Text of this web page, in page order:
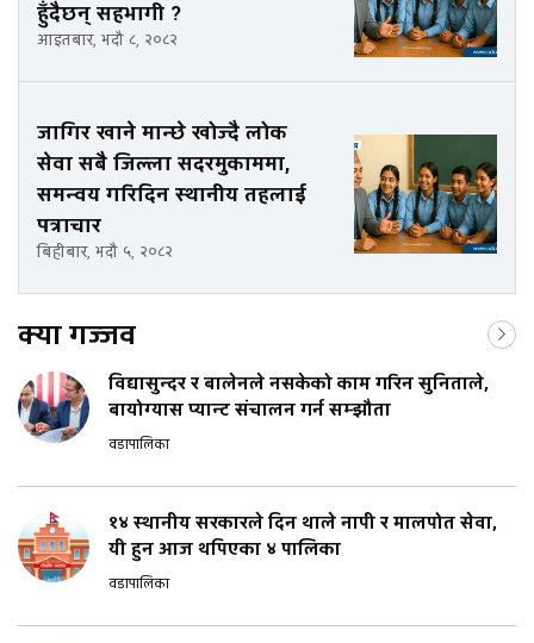
हुँदैछन् सहभागी ?
आइतबार, भदौ ८, २०८२
जागिर खाने मान्छे खोज्दै लोक
सेवा सबै जिल्ला सदरमुकाममा,
समन्वय गरिदिन स्थानीय तहलाई
पत्राचार
बिहीबार, भदौ ५, २०८२
क्या गज्जव
विद्यासुन्दर र बालेनले नसकेको काम गरिन सुनिताले,
बायोग्यास प्यान्ट संचालन गर्न सम्झौता
वडापालिका
१४ स्थानीय सरकारले दिन थाले नापी र मालपोत सेवा,
यी हुन आज थपिएका ४ पालिका
वडापालिका